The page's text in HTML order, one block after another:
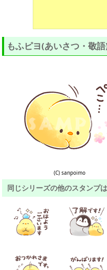
もふピヨ(あいさつ・敬
(C) sanpoimo
同じシリーズの他のスタンプ